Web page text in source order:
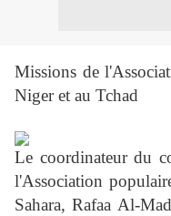
Missions de
Niger et au Tchad
Le coordinateur du
l'Association
Sahara, Rafaa Al-